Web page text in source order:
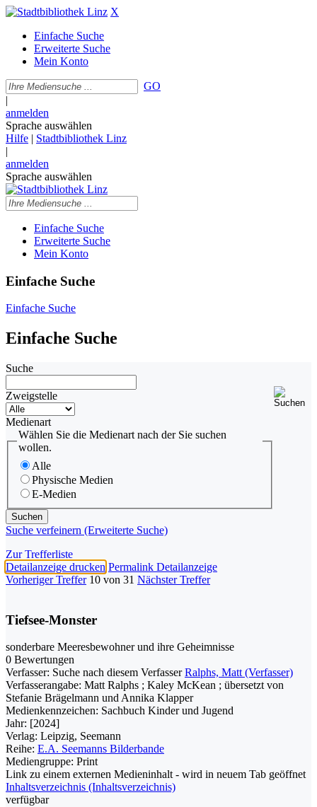
X
Einfache Suche
Erweiterte Suche
Mein Konto
GO
|
anmelden
Sprache auswählen
Hilfe | Stadtbibliothek Linz
|
anmelden
Sprache auswählen
Einfache Suche
Erweiterte Suche
Mein Konto
Einfache Suche
Einfache Suche
Einfache Suche
Suche
Zweigstelle
Medienart
Wählen Sie die Medienart nach der Sie suchen
wollen.
Alle
Physische Medien
E-Medien
Suche verfeinern (Erweiterte Suche)
Zur Trefferliste
Detailanzeige drucken Permalink Detailanzeige
Vorheriger Treffer 10 von 31 Nächster Treffer
Tiefsee-Monster
sonderbare Meeresbewohner und ihre Geheimnisse
0 Bewertungen
Verfasser: Suche nach diesem Verfasser Ralphs, Matt (Verfasser)
Verfasserangabe: Matt Ralphs ; Kaley McKean ; übersetzt von
Stefanie Brägelmann und Annika Klapper
Medienkennzeichen: Sachbuch Kinder und Jugend
Jahr: [2024]
Verlag: Leipzig, Seemann
Reihe: E.A. Seemanns Bilderbande
Mediengruppe: Print
Link zu einem externen Medieninhalt - wird in neuem Tab geöffnet
Inhaltsverzeichnis (Inhaltsverzeichnis)
verfügbar